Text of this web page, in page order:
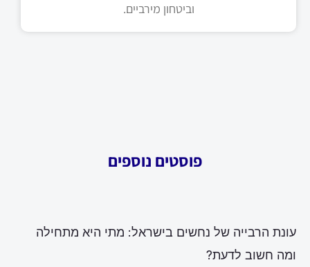
וביטחון מירביים.
פוסטים נוספים
עונת הרבייה של נחשים בישראל: מתי היא מתחילה
ומה חשוב לדעת?